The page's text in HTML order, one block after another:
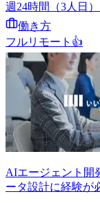
週24時間（3人日）
働き方
フルリモート 👍
AIエージェント開
ータ設計に経験が